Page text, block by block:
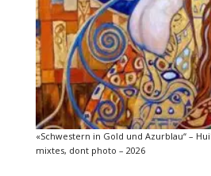
«Schwestern in Gold und Azurblau“ –
mixtes, dont photo – 2026